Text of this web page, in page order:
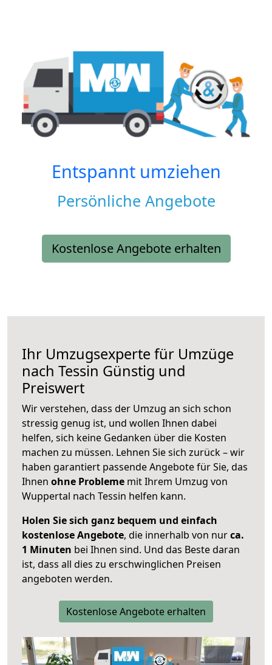
Entspannt umziehen
Persönliche Angebote
Kostenlose Angebote erhalten
Ihr Umzugsexperte für Umzüge
nach Tessin Günstig und
Preiswert
Wir verstehen, dass der Umzug an sich schon
stressig genug ist, und wollen Ihnen dabei
helfen, sich keine Gedanken über die Kosten
machen zu müssen. Lehnen Sie sich zurück – wir
haben garantiert passende Angebote für Sie, das
Ihnen ohne Probleme mit Ihrem Umzug von
Wuppertal nach Tessin helfen kann.
Holen Sie sich ganz bequem und einfach
kostenlose Angebote, die innerhalb von nurca.
1 Minuten bei Ihnen sind. Und das Beste daran
ist, dass all dies zu erschwinglichen Preisen
angeboten werden.
Kostenlose Angebote erhalten